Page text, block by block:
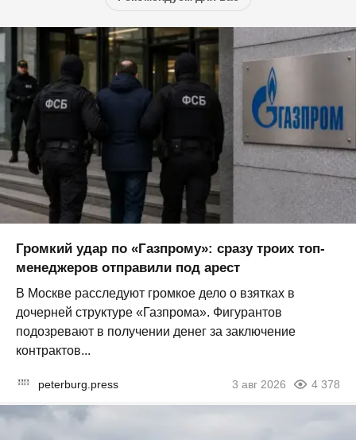
Громкий удар по «Газпрому»: сразу троих топ-
менеджеров отправили под арест
В Москве расследуют громкое дело о взятках в
дочерней структуре «Газпрома». Фигурантов
подозревают в получении денег за заключение
контрактов...
peterburg.press 3 авг 2026 4 378